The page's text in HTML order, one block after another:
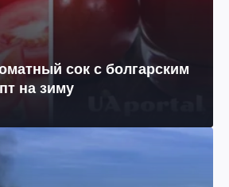
сок с болгарским
на зиму